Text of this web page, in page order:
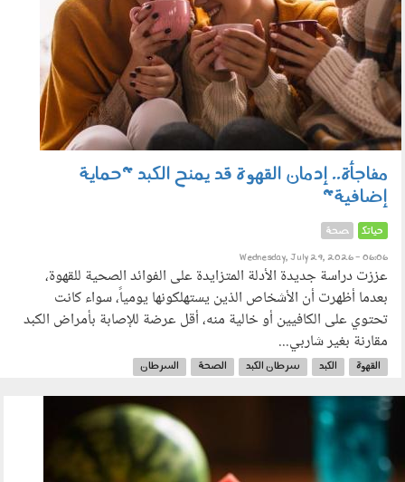
مفاجأة.. إدمان القهوة قد يمنح الكبد "حماية
إضافية"
حياتك صحة
Wednesday, July 29, 2026 - 06:06
عززت دراسة جديدة الأدلة المتزايدة على الفوائد الصحية للقهوة،
بعدما أظهرت أن الأشخاص الذين يستهلكونها يومياً، سواء كانت
تحتوي على الكافيين أو خالية منه، أقل عرضة للإصابة بأمراض الكبد
مقارنة بغير شاربي...
القهوة الكبد سرطان الكبد الصحة السرطان
170602.jpg